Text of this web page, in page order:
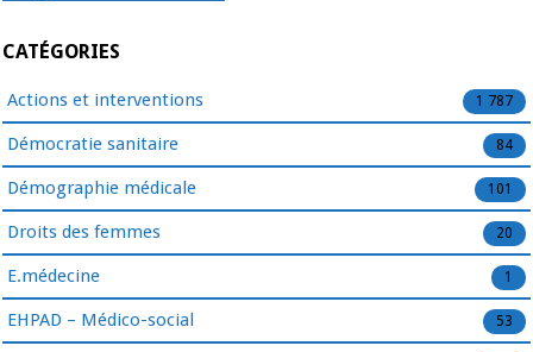
CATÉGORIES
Actions et interventions 1 787
Démocratie sanitaire 84
Démographie médicale 101
Droits des femmes 20
E.médecine 1
EHPAD – Médico-social 53